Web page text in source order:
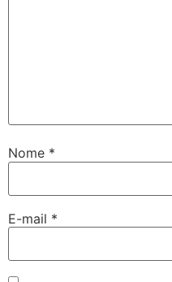
Nome *
E-mail *